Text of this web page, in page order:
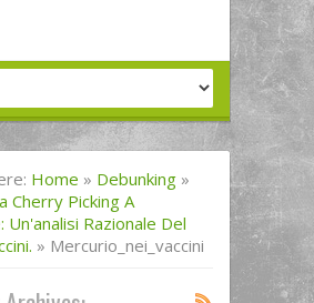
Home » Debunking »
Cherry Picking A
Razionale Del
» Mercurio_nei_vaccini